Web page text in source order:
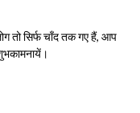
तो सिर्फ चाँद तक गए हैं, आप